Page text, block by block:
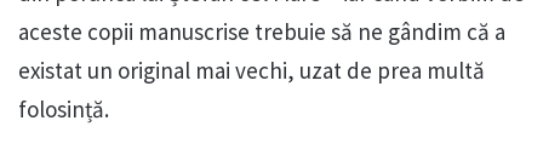
aceste copii manuscrise trebuie să ne gândim că a
existat un original mai vechi, uzat de prea multă
folosință.